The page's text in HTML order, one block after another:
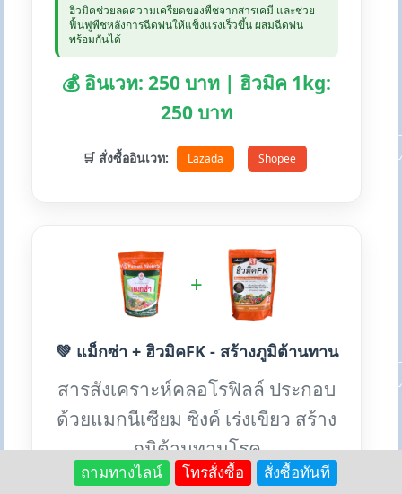
ฮิวมิคช่วยลดความเครียดของพืชจากสารเคมี และช่วย
ฟื้นฟูพืชหลังการฉีดพ่นให้แข็งแรงเร็วขึ้น ผสมฉีดพ่น
พร้อมกันได้
💰 อินเวท: 250 บาท | ฮิวมิค 1kg:
250 บาท
🛒 สั่งซื้ออินเวท: Lazada Shopee
+
💚 แม็กซ่า + ฮิวมิคFK - สร้างภูมิต้านทาน
สารสังเคราะห์คลอโรฟิลล์ ประกอบ
ด้วยแมกนีเซียม ซิงค์ เร่งเขียว สร้าง
ภูมิต้านทานโรค
ถามทางไลน์ โทรสั่งซื้อ สั่งซื้อทันที